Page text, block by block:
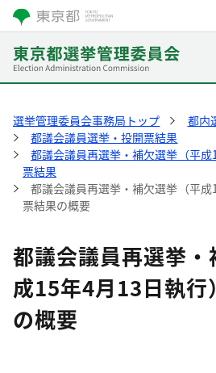
選挙管理委員会事務局トップ
都内
都議会議員選挙・投開票結果
都議会議員再選挙・補欠選挙（平
票結果
都議会議員再選挙・補欠選挙（平
票結果の概要
都議会議員再選挙
成15年4月13日執行
の概要